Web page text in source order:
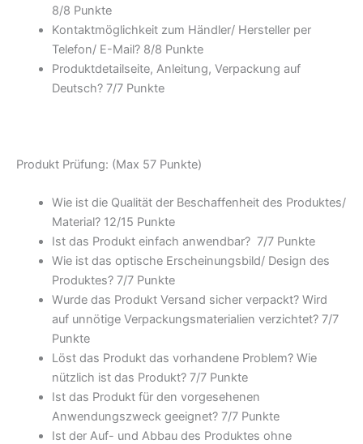
8/8 Punkte
Kontaktmöglichkeit zum Händler/ Hersteller per
Telefon/ E-Mail? 8/8 Punkte
Produktdetailseite, Anleitung, Verpackung auf
Deutsch? 7/7 Punkte
Produkt Prüfung: (Max 57 Punkte)
Wie ist die Qualität der Beschaffenheit des Produktes/
Material? 12/15 Punkte
Ist das Produkt einfach anwendbar? 7/7 Punkte
Wie ist das optische Erscheinungsbild/ Design des
Produktes? 7/7 Punkte
Wurde das Produkt Versand sicher verpackt? Wird
auf unnötige Verpackungsmaterialien verzichtet? 7/7
Punkte
Löst das Produkt das vorhandene Problem? Wie
nützlich ist das Produkt? 7/7 Punkte
Ist das Produkt für den vorgesehenen
Anwendungszweck geeignet? 7/7 Punkte
Ist der Auf- und Abbau des Produktes ohne